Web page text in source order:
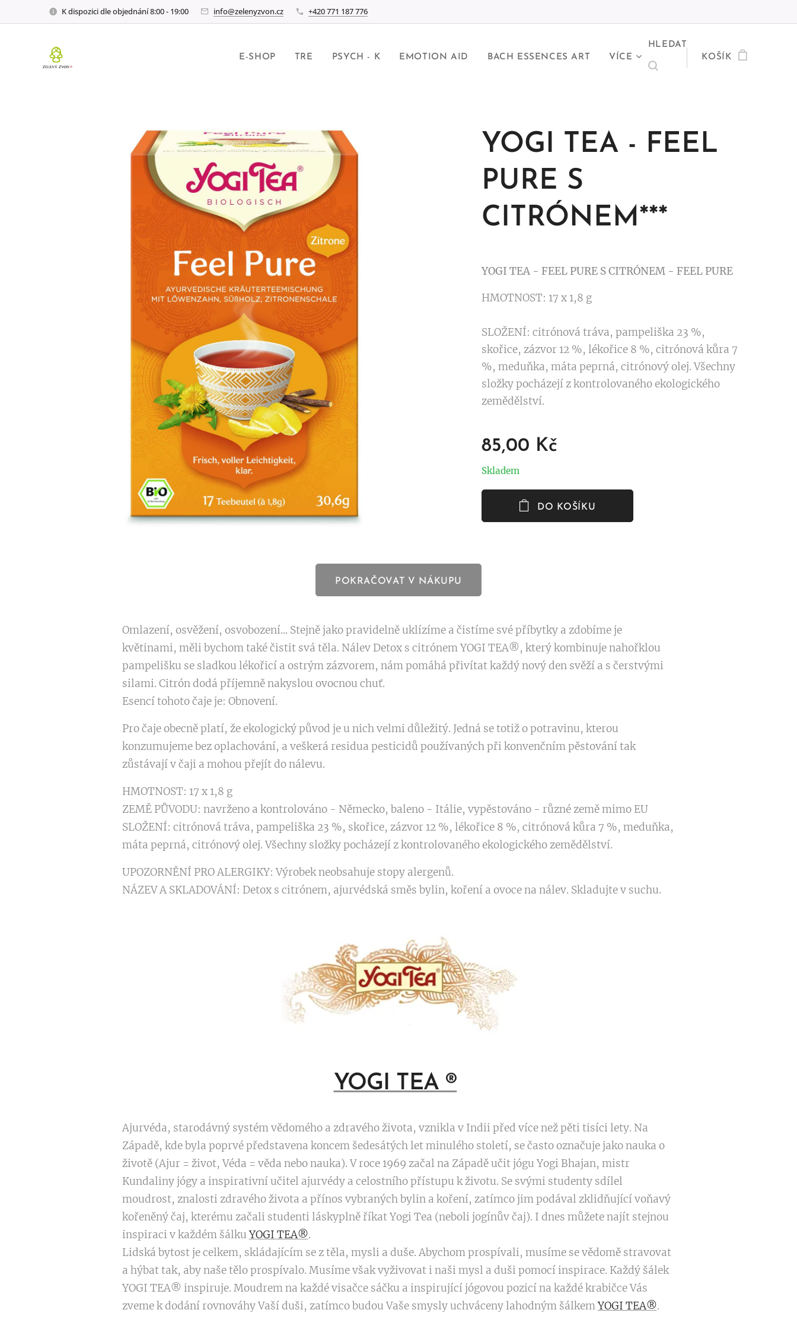
K dispozici dle objednání 8:00 - 19:00 info@zelenyzvon.cz +420 771 187 776
E-SHOP TRE PSYCH - K EMOTION AID BACH ESSENCES ART VÍCE
HLEDAT
KOŠÍK
YOGI TEA - FEEL
PURE S
CITRÓNEM***
YOGI TEA - FEEL PURE S CITRÓNEM - FEEL PURE
HMOTNOST: 17 x 1,8 g
SLOŽENÍ: citrónová tráva, pampeliška 23 %,
skořice, zázvor 12 %, lékořice 8 %, citrónová kůra 7
%, meduňka, máta peprná, citrónový olej. Všechny
složky pocházejí z kontrolovaného ekologického
zemědělství.
85,00 Kč
Skladem
DO KOŠÍKU
POKRAČOVAT V NÁKUPU
Omlazení, osvěžení, osvobození... Stejně jako pravidelně uklízíme a čistíme své příbytky a zdobíme je
květinami, měli bychom také čistit svá těla. Nálev Detox s citrónem YOGI TEA®, který kombinuje nahořklou
pampelišku se sladkou lékořicí a ostrým zázvorem, nám pomáhá přivítat každý nový den svěží a s čerstvými
silami. Citrón dodá příjemně nakyslou ovocnou chuť.
Esencí tohoto čaje je: Obnovení.
Pro čaje obecně platí, že ekologický původ je u nich velmi důležitý. Jedná se totiž o potravinu, kterou
konzumujeme bez oplachování, a veškerá residua pesticidů používaných při konvenčním pěstování tak
zůstávají v čaji a mohou přejít do nálevu.
HMOTNOST: 17 x 1,8 g
ZEMĚ PŮVODU: navrženo a kontrolováno - Německo, baleno - Itálie, vypěstováno - různé země mimo EU
SLOŽENÍ: citrónová tráva, pampeliška 23 %, skořice, zázvor 12 %, lékořice 8 %, citrónová kůra 7 %, meduňka,
máta peprná, citrónový olej. Všechny složky pocházejí z kontrolovaného ekologického zemědělství.
UPOZORNĚNÍ PRO ALERGIKY: Výrobek neobsahuje stopy alergenů.
NÁZEV A SKLADOVÁNÍ: Detox s citrónem, ajurvédská směs bylin, koření a ovoce na nálev. Skladujte v suchu.
YOGI TEA ®
Ajurvéda, starodávný systém vědomého a zdravého života, vznikla v Indii před více než pěti tisíci lety. Na
Západě, kde byla poprvé představena koncem šedesátých let minulého století, se často označuje jako nauka o
životě (Ajur = život, Véda = věda nebo nauka). V roce 1969 začal na Západě učit jógu Yogi Bhajan, mistr
Kundaliny jógy a inspirativní učitel ajurvédy a celostního přístupu k životu. Se svými studenty sdílel
moudrost, znalosti zdravého života a přínos vybraných bylin a koření, zatímco jim podával zklidňující voňavý
kořeněný čaj, kterému začali studenti láskyplně říkat Yogi Tea (neboli jogínův čaj). I dnes můžete najít stejnou
inspiraci v každém šálkuYOGI TEA®.
Lidská bytost je celkem, skládajícím se z těla, mysli a duše. Abychom prospívali, musíme se vědomě stravovat
a hýbat tak, aby naše tělo prospívalo. Musíme však vyživovat i naši mysl a duši pomocí inspirace. Každý šálek
YOGI TEA® inspiruje. Moudrem na každé visačce sáčku a inspirující jógovou pozicí na každé krabičce Vás
zveme k dodání rovnováhy Vaší duši, zatímco budou Vaše smysly uchváceny lahodným šálkemYOGI TEA®.